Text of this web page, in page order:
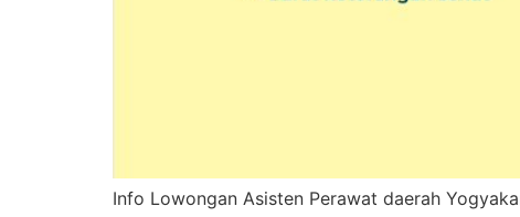
Info Lowongan Asisten Perawat daerah